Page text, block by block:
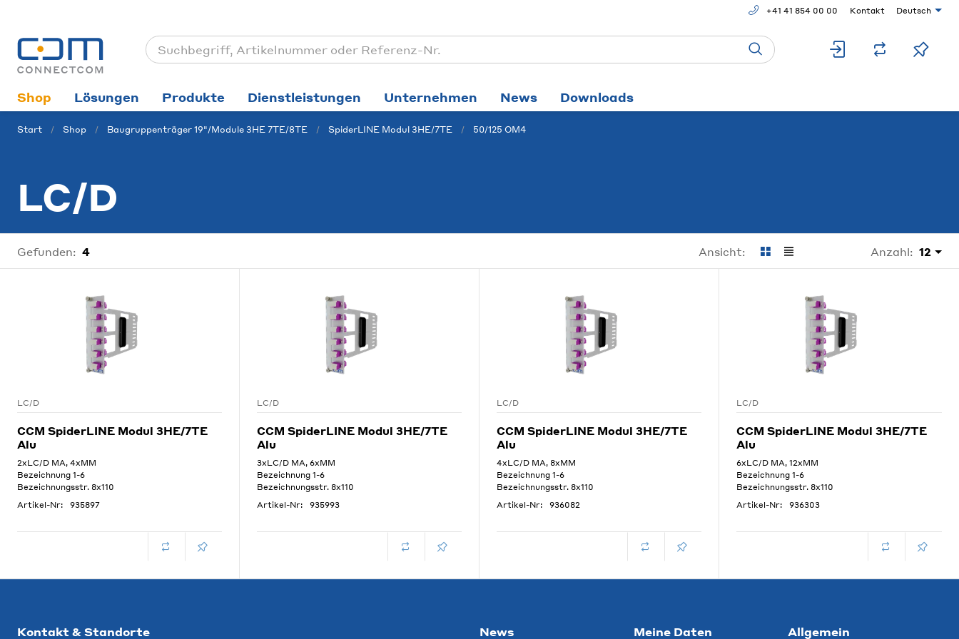
+41 41 854 00 00 Kontakt Deutsch
Shop Lösungen Produkte Dienstleistungen Unternehmen News Downloads
Start Shop Baugruppenträger 19"/Module 3HE 7TE/8TE SpiderLINE Modul 3HE/7TE 50/125 OM4
LC/D
Gefunden: 4 Ansicht: Anzahl: 12
LC/D
CCM SpiderLINE Modul 3HE/7TE
Alu
2xLC/D MA, 4xMM
Bezeichnung 1-6
Bezeichnungsstr. 8x110
Artikel-Nr:
935897
LC/D
CCM SpiderLINE Modul 3HE/7TE
Alu
3xLC/D MA, 6xMM
Bezeichnung 1-6
Bezeichnungsstr. 8x110
Artikel-Nr:
935993
LC/D
CCM SpiderLINE Modul 3HE/7TE
Alu
4xLC/D MA, 8xMM
Bezeichnung 1-6
Bezeichnungsstr. 8x110
Artikel-Nr:
936082
LC/D
CCM SpiderLINE Modul 3HE/7TE
Alu
6xLC/D MA, 12xMM
Bezeichnung 1-6
Bezeichnungsstr. 8x110
Artikel-Nr:
936303
Kontakt & Standorte News Meine Daten Allgemein